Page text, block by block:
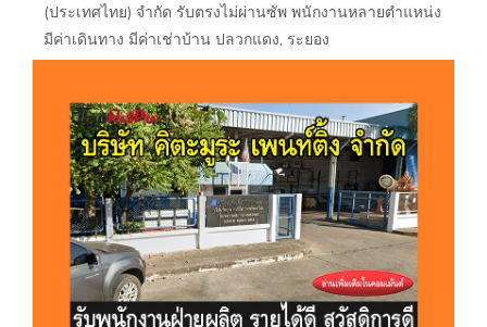
(ประเทศไทย) จำกัด รับตรงไม่ผ่านซัพ พนักงานหลายตำแหน่ง
มีค่าเดินทาง มีค่าเช่าบ้าน ปลวกแดง, ระยอง